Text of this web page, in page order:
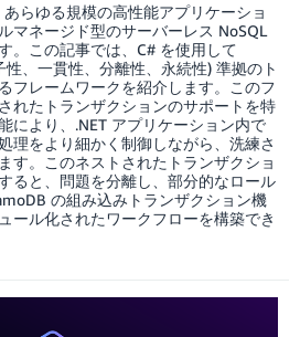
らゆる規模の高性能アプリケーショ
マネージド型のサーバーレス NoSQL
。この記事では、C# を使用して
、一貫性、分離性、永続性) 準拠のト
フレームワークを紹介します。このフ
れたトランザクションのサポートを特
により、.NET アプリケーション内で
理をより細かく制御しながら、洗練さ
す。このネストされたトランザクショ
ると、問題を分離し、部分的なロール
の組み込みトランザクション機
ール化されたワークフローを構築でき